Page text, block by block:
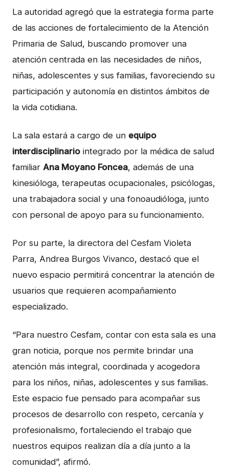
La autoridad agregó que la estrategia forma parte
de las acciones de fortalecimiento de la Atención
Primaria de Salud, buscando promover una
atención centrada en las necesidades de niños,
niñas, adolescentes y sus familias, favoreciendo su
participación y autonomía en distintos ámbitos de
la vida cotidiana.
La sala estará a cargo de un equipo
interdisciplinario integrado por la médica de salud
familiar Ana Moyano Foncea, además de una
kinesióloga, terapeutas ocupacionales, psicólogas,
una trabajadora social y una fonoaudióloga, junto
con personal de apoyo para su funcionamiento.
Por su parte, la directora del Cesfam Violeta
Parra, Andrea Burgos Vivanco, destacó que el
nuevo espacio permitirá concentrar la atención de
usuarios que requieren acompañamiento
especializado.
“Para nuestro Cesfam, contar con esta sala es una
gran noticia, porque nos permite brindar una
atención más integral, coordinada y acogedora
para los niños, niñas, adolescentes y sus familias.
Este espacio fue pensado para acompañar sus
procesos de desarrollo con respeto, cercanía y
profesionalismo, fortaleciendo el trabajo que
nuestros equipos realizan día a día junto a la
comunidad”, afirmó.